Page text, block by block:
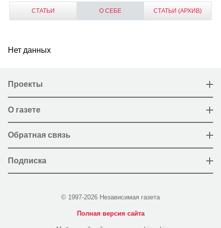
СТАТЬИ О СЕБЕ СТАТЬИ (АРХИВ)
Нет данных
Проекты
О газете
Обратная связь
Подписка
© 1997-2026 Независимая газета
Полная версия сайта